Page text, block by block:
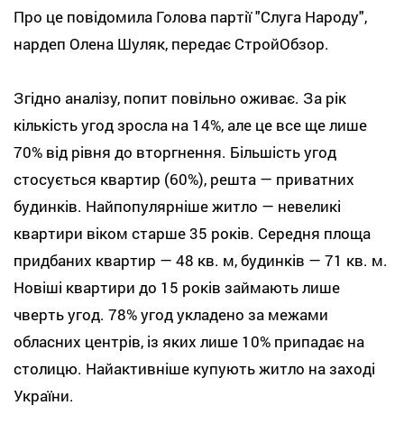
Про це повідомила Голова партії "Слуга Народу",
нардеп Олена Шуляк, передає СтройОбзор.
Згідно аналізу, попит повільно оживає. За рік
кількість угод зросла на 14%, але це все ще лише
70% від рівня до вторгнення. Більшість угод
стосується квартир (60%), решта — приватних
будинків. Найпопулярніше житло — невеликі
квартири віком старше 35 років. Середня площа
придбаних квартир — 48 кв. м, будинків — 71 кв. м.
Новіші квартири до 15 років займають лише
чверть угод. 78% угод укладено за межами
обласних центрів, із яких лише 10% припадає на
столицю. Найактивніше купують житло на заході
України.